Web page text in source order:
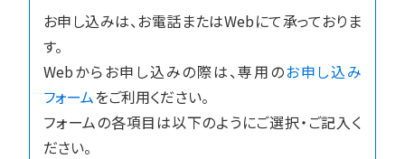
お申し込みは、お電話またはWebにて承っておりま
す。
Webからお申し込みの際は、専用のお申し込み
フォームをご利用ください。
フォームの各項目は以下のようにご選択・ご記入く
ださい。